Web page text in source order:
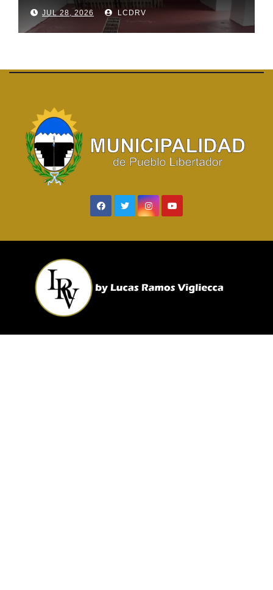
JUL 28, 2026 LCDRV